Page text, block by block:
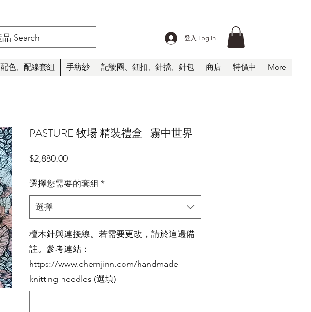
登入 Log In
配色、配線套組 手紡紗 記號圈、鈕扣、針擋、針包 商店 特價中 More
PASTURE 牧場 精裝禮盒- 霧中世界
$2,880.00價
選擇您需要的套組 *
選擇
檀木針與連接線。若需要更改，請於這邊備
註。參考連結：
https://www.chernjinn.com/handmade-
knitting-needles (選填)